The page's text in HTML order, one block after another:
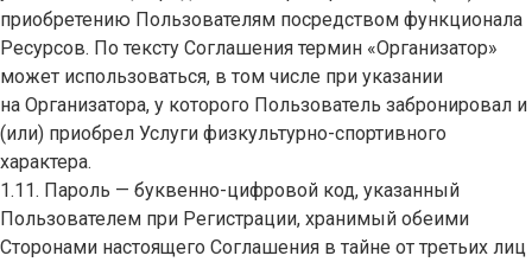
приобретению Пользователям посредством функционала
Ресурсов. По тексту Соглашения термин «Организатор»
может использоваться, в том числе при указании
на Организатора, у которого Пользователь забронировал и
(или) приобрел Услуги физкультурно-спортивного
характера.
1.11. Пароль — буквенно-цифровой код, указанный
Пользователем при Регистрации, хранимый обеими
Сторонами настоящего Соглашения в тайне от третьих лиц